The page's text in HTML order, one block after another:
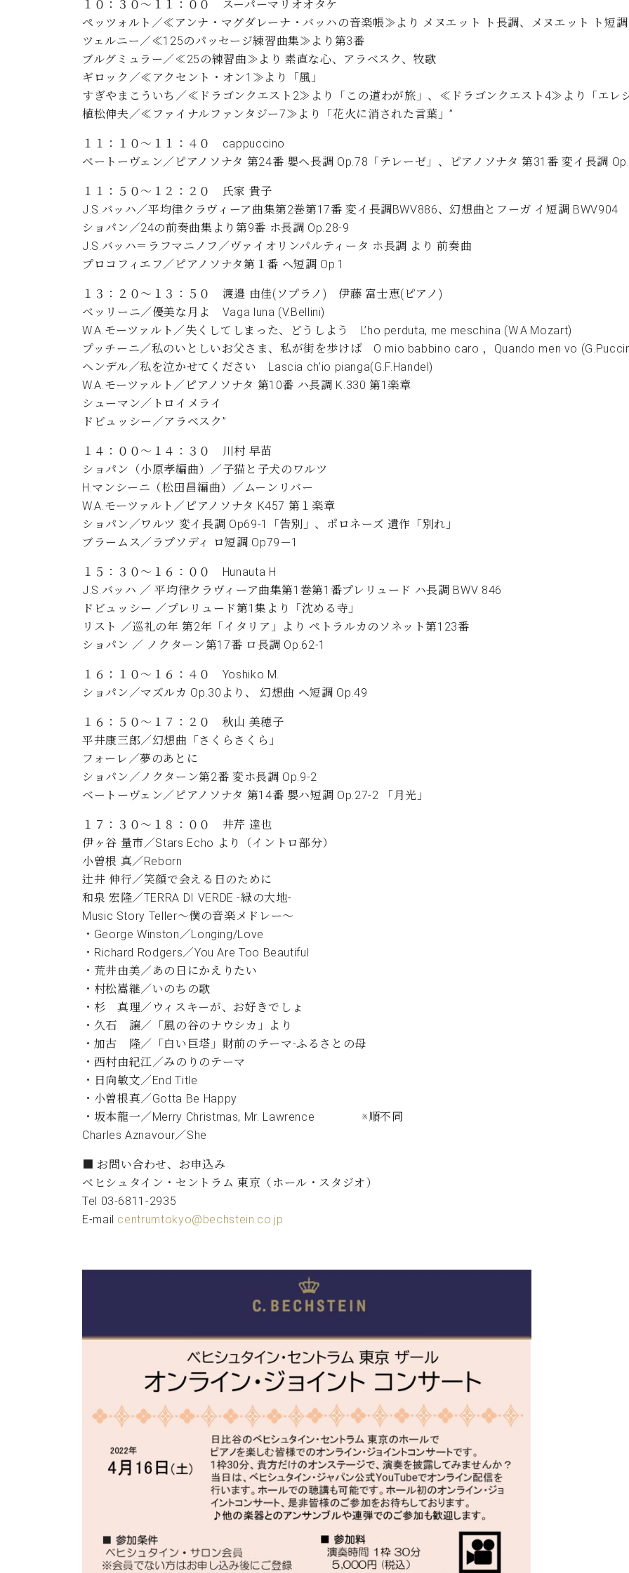
１０：３０～１１：００ スーパーマリオオタケ
ペッツォルト／≪アンナ・マグダレーナ・バッハの音楽帳≫より メヌエット ト長調、メヌエット ト短調
ツェルニー／≪125のパッセージ練習曲集≫より第3番
ブルグミュラー／≪25の練習曲≫より 素直な心、アラベスク、牧歌
ギロック／≪アクセント・オン1≫より「風」
すぎやまこういち／≪ドラゴンクエスト2≫より「この道わが旅」、≪ドラゴンクエスト4≫より「エレ
植松伸夫／≪ファイナルファンタジー7≫より「花火に消された言葉」”
１１：１０～１１：４０ cappuccino
ベートーヴェン／ピアノソナタ 第24番 嬰ヘ長調 Op.78「テレーゼ」、ピアノソナタ 第31番 変イ長調
１１：５０～１２：２０ 氏家 貴子
J.S.バッハ／平均律クラヴィーア曲集第2巻第17番 変イ長調BWV886、幻想曲とフーガ イ短調 BWV904
ショパン／24の前奏曲集より第9番 ホ長調 Op.28-9
J.S.バッハ＝ラフマニノフ／ヴァイオリンパルティータ ホ長調 より 前奏曲
プロコフィエフ／ピアノソナタ第１番 ヘ短調 Op.1
１３：２０～１３：５０ 渡邉 由佳(ソプラノ) 伊藤 富士恵(ピアノ)
ベッリーニ／優美な月よ Vaga luna (V.Bellini)
W.A.モーツァルト／失くしてしまった、どうしよう L’ho perduta, me meschina (W.A.Mozart)
プッチーニ／私のいとしいお父さま、私が街を歩けば O mio babbino caro ，Quando men vo
ヘンデル／私を泣かせてください Lascia ch’io pianga(G.F.Handel)
W.A.モーツァルト／ピアノソナタ 第10番 ハ長調 K.330 第1楽章
シューマン／トロイメライ
ドビュッシー／アラベスク”
１４：００～１４：３０ 川村 早苗
ショパン（小原孝編曲）／子猫と子犬のワルツ
H.マンシーニ（松田昌編曲）／ムーンリバー
W.A.モーツァルト／ピアノソナタ K457 第１楽章
ショパン／ワルツ 変イ長調 Op69-1「告別」、ポロネーズ 遺作「別れ」
ブラームス／ラプソディ ロ短調 Op79－1
１５：３０～１６：００ Hunauta H
J.S.バッハ ／ 平均律クラヴィーア曲集第1巻第1番プレリュード ハ長調 BWV 846
ドビュッシー ／プレリュード第1集より「沈める寺」
リスト ／巡礼の年 第2年「イタリア」より ペトラルカのソネット第123番
ショパン ／ ノクターン第17番 ロ長調 Op.62-1
１６：１０～１６：４０ Yoshiko M.
ショパン／マズルカ Op.30より、 幻想曲 ヘ短調 Op.49
１６：５０～１７：２０ 秋山 美穂子
平井康三郎／幻想曲「さくらさくら」
フォーレ／夢のあとに
ショパン／ノクターン第2番 変ホ長調 Op.9-2
ベートーヴェン／ピアノソナタ 第14番 嬰ハ短調 Op.27-2 「月光」
１７：３０～１８：００ 井芹 達也
伊ヶ谷 量市／Stars Echo より（イントロ部分）
小曽根 真／Reborn
辻井 伸行／笑顔で会える日のために
和泉 宏隆／TERRA DI VERDE -緑の大地-
Music Story Teller～僕の音楽メドレー～
・George Winston／Longing/Love
・Richard Rodgers／You Are Too Beautiful
・荒井由美／あの日にかえりたい
・村松嵩継／いのちの歌
・杉 真理／ウィスキーが、お好きでしょ
・久石 譲／「風の谷のナウシカ」より
・加古 隆／「白い巨塔」財前のテーマ‐ふるさとの母
・西村由紀江／みのりのテーマ
・日向敏文／End Title
・小曽根真／Gotta Be Happy
・坂本龍一／Merry Christmas, Mr. Lawrence ※順不同
Charles Aznavour／She
■ お問い合わせ、お申込み
ベヒシュタイン・セントラム 東京（ホール・スタジオ）
Tel 03-6811-2935
E-mail centrumtokyo@bechstein.co.jp